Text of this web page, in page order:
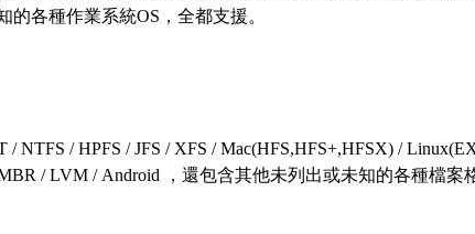
的各種作業系統OS，全都支援。
/ NTFS / HPFS / JFS / XFS / Mac(HFS,HFS+,HFSX) /
/ LVM / Android ，還包含其他未列出或未知的各種檔案